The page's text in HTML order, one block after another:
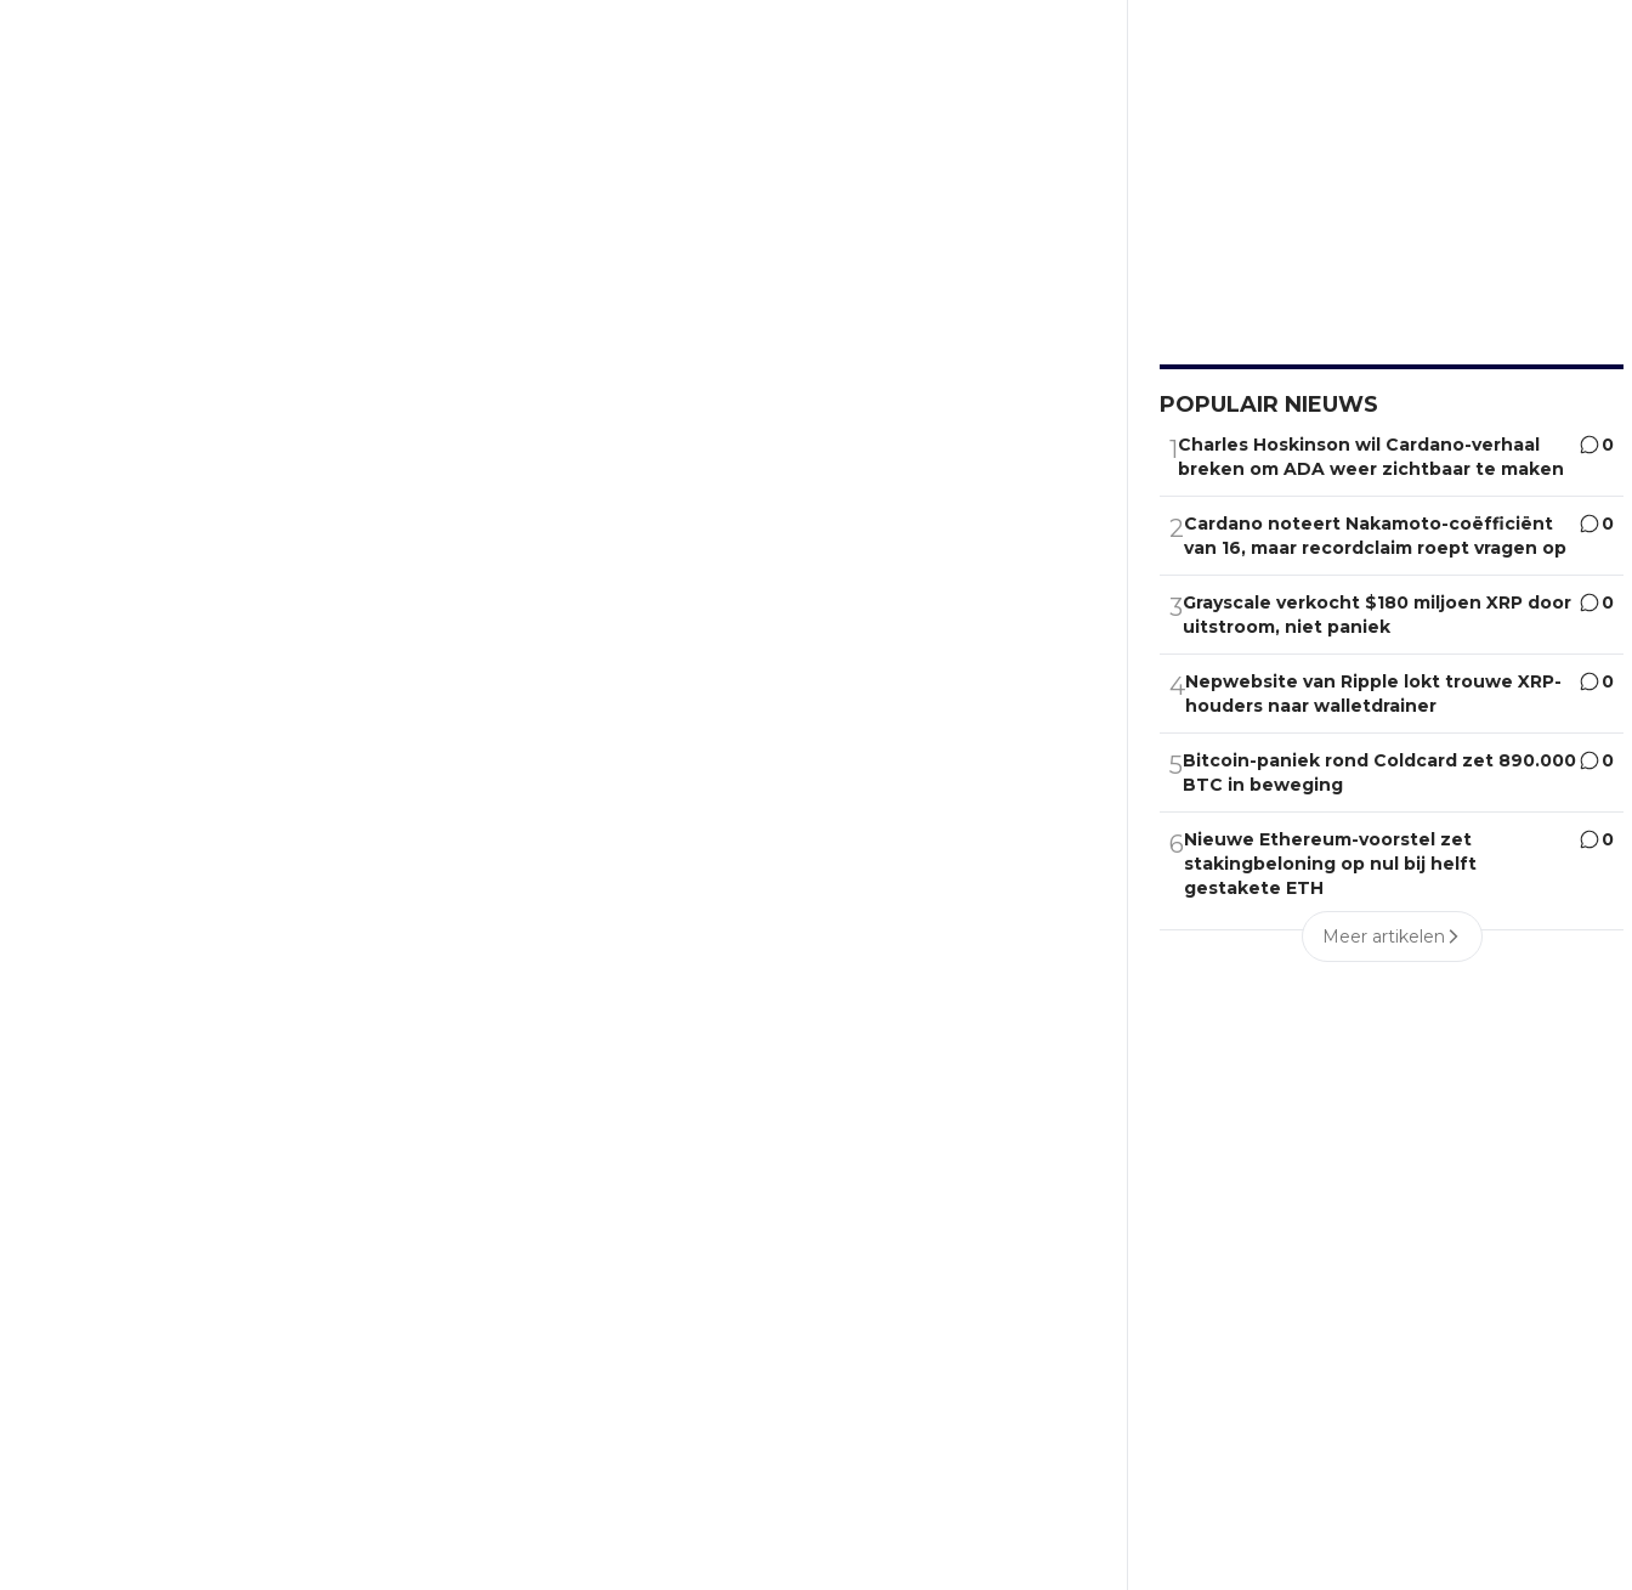
POPULAIR NIEUWS
1Charles Hoskinson wil Cardano-verhaal
breken om ADA weer zichtbaar te maken
0
2Cardano noteert Nakamoto-coëfficiënt
van 16, maar recordclaim roept vragen op
0
3Grayscale verkocht $180 miljoen XRP door
uitstroom, niet paniek
0
4Nepwebsite van Ripple lokt trouwe XRP-
houders naar walletdrainer
0
5Bitcoin-paniek rond Coldcard zet 890.000
BTC in beweging
0
6Nieuwe Ethereum-voorstel zet
stakingbeloning op nul bij helft
gestakete ETH
0
Meer artikelen